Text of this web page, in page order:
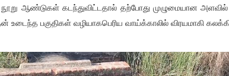
ஆண்டுகள் கடந்துவிட்டதால் தற்போது முழுமையான
பகுதிகள் வழியாகபெரிய வாய்க்காலில் விரயமாகி